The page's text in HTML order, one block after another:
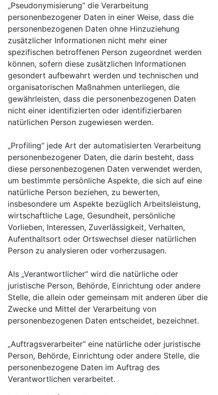
„Pseudonymisierung“ die Verarbeitung
personenbezogener Daten in einer Weise, dass die
personenbezogenen Daten ohne Hinzuziehung
zusätzlicher Informationen nicht mehr einer
spezifischen betroffenen Person zugeordnet werden
können, sofern diese zusätzlichen Informationen
gesondert aufbewahrt werden und technischen und
organisatorischen Maßnahmen unterliegen, die
gewährleisten, dass die personenbezogenen Daten
nicht einer identifizierten oder identifizierbaren
natürlichen Person zugewiesen werden.
„Profiling“ jede Art der automatisierten Verarbeitung
personenbezogener Daten, die darin besteht, dass
diese personenbezogenen Daten verwendet werden,
um bestimmte persönliche Aspekte, die sich auf eine
natürliche Person beziehen, zu bewerten,
insbesondere um Aspekte bezüglich Arbeitsleistung,
wirtschaftliche Lage, Gesundheit, persönliche
Vorlieben, Interessen, Zuverlässigkeit, Verhalten,
Aufenthaltsort oder Ortswechsel dieser natürlichen
Person zu analysieren oder vorherzusagen.
Als „Verantwortlicher“ wird die natürliche oder
juristische Person, Behörde, Einrichtung oder andere
Stelle, die allein oder gemeinsam mit anderen über die
Zwecke und Mittel der Verarbeitung von
personenbezogenen Daten entscheidet, bezeichnet.
„Auftragsverarbeiter“ eine natürliche oder juristische
Person, Behörde, Einrichtung oder andere Stelle, die
personenbezogene Daten im Auftrag des
Verantwortlichen verarbeitet.